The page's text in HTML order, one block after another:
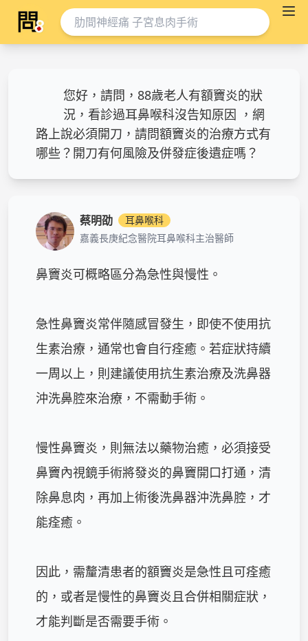
您好，請問，88歲老人有額竇炎的狀
況，看診過耳鼻喉科沒告知原因 ，網
路上說必須開刀，請問額竇炎的治療方式有
哪些？開刀有何風險及併發症後遺症嗎？
蔡明劭
耳鼻喉科
嘉義長庚紀念醫院耳鼻喉科主治醫師
鼻竇炎可概略區分為急性與慢性。
急性鼻竇炎常伴隨感冒發生，即使不使用抗
生素治療，通常也會自行痊癒。若症狀持續
一周以上，則建議使用抗生素治療及洗鼻器
沖洗鼻腔來治療，不需動手術。
慢性鼻竇炎，則無法以藥物治癒，必須接受
鼻竇內視鏡手術將發炎的鼻竇開口打通，清
除鼻息肉，再加上術後洗鼻器沖洗鼻腔，才
能痊癒。
因此，需釐清患者的額竇炎是急性且可痊癒
的，或者是慢性的鼻竇炎且合併相關症狀，
才能判斷是否需要手術。